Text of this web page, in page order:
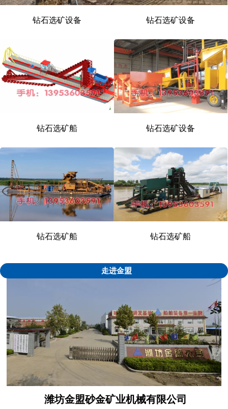
\3
钻石选矿设备 钻石选矿设备
钻石选矿船 钻石选矿设备
钻石选矿船 钻石选矿船
走进金盟
潍坊金盟砂金矿业机械有限公司